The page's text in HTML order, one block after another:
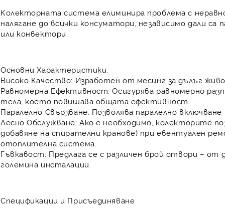
Колекторната система елиминира проблема с
налягане до всички консуматори, независимо дали са
или конвектори
Основни Характеристики:
Високо Качество: Изработен от месинг за дълъг
Равномерна Ефективност: Осигурява равномерно
тела, което повишава общата ефективност.
Паралелно Свързване: Позволява паралелно включване
Лесно Обслужване: Ако е необходимо, колекторите
добавяне на спирателни кранове) при евентуален
отоплителна система
Гъвкавост: Предлага се с различен брой отвори –
големина инсталации.
Спецификации и Присъединяване